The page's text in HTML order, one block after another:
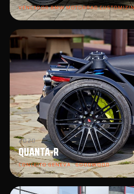
VENCEDOR BMW MOTORRAD
2020
QUANTA-R
CONCEITO GENEVA · GOODWOOD